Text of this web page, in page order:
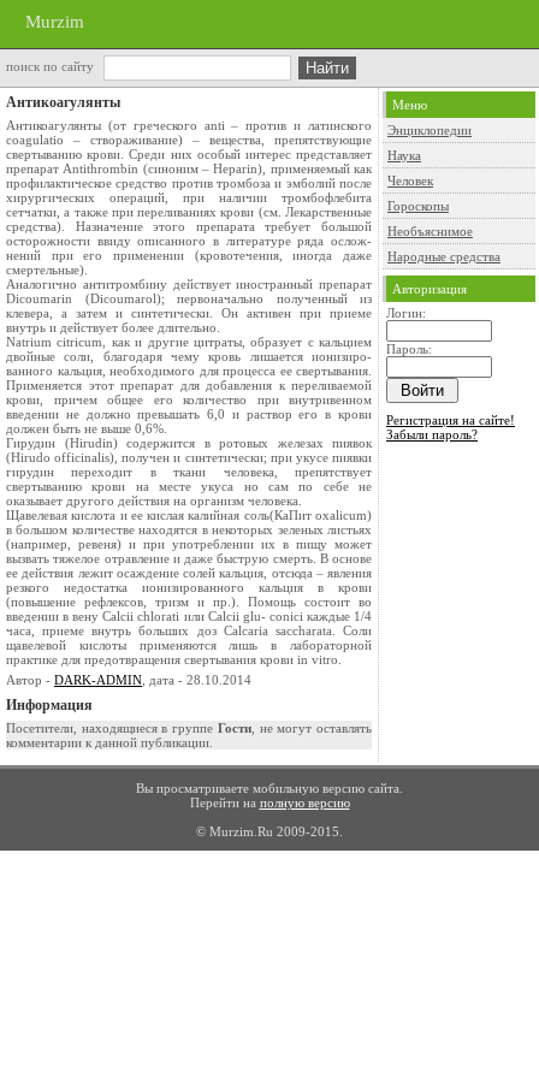
Murzim
поиск по сайту
Антикоагулянты
Антикоагулянты (от греческого anti – против и латинского
сoagulatiо – ство­раживание) – вещества, препятствующие
свертыванию крови. Среди них особый инте­рес представляет
препарат Antithrombin (синоним – Heparin), применяемый как
про­филактическое средство против тромбоза и эмболий после
хирургических операций, при наличии тромбофлебита
сетчатки, а так­же при переливаниях крови (см. Лекарст­венные
средства). Назначение этого препарата требует большой
осторожности вви­ду описанного в литературе ряда ослож­
нений при его применении (кровотечения, иногда даже
смертельные).
Аналогично антитромбину действует ино­странный препарат
Dicoumarin (Dicoumarol); первоначально полученный из
клевера, а затем и синтетически. Он активен при при­еме
внутрь и действует более длительно.
Natrium citricum, как и другие цитра­ты, образует с кальцием
двойные соли, бла­годаря чему кровь лишается ионизиро­
ванного кальция, необходимого для про­цесса ее свертывания.
Применяется этот препарат для добавления к переливаемой
крови, причем общее его количество при внутривенном
введении не должно превы­шать 6,0 и раствор его в крови
должен быть не выше 0,6%.
Гирудин (Hirudin) содержится в ротовых железах пиявок
(Hirudo officinalis), полу­чен и синтетически; при укусе пиявки
гирудин переходит в ткани человека, препятствует
свертыванию крови на месте укуса но сам по себе не
оказывает другого действия на организм человека.
Щавелевая кислота и ее кислая калийная соль(КаПит oxalicum)
в большом количест­ве находятся в некоторых зеленых листьях
(например, ревеня) и при употреблении их в пищу может
вызвать тяжелое отравление и даже быструю смерть. В основе
ее дей­ствия лежит осаждение солей кальция, отсю­да – явления
резкого недостатка ионизиро­ванного кальция в крови
(повышение рефлексов, тризм и пр.). Помощь состоит во
введении в вену Calcii chlorati или Calcii glu- conici каждые 1/4
часа, приеме внутрь боль­ших доз Calcaria saccharata. Соли
щаве­левой кислоты применяются лишь в лабо­раторной
практике для предотвращения свертывания крови in vitro.
Автор - DARK-ADMIN , дата - 28.10.2014
Информация
Посетители, находящиеся в группе Гости, не могут оставлять
комментарии к данной публикации.
Меню
Энциклопедии
Наука
Человек
Гороскопы
Необъяснимое
Народные средства
Авторизация
Логин:
Пароль:
Регистрация на сайте!
Забыли пароль?
Вы просматриваете мобильную версию сайта.
Перейти на полную версию
© Murzim.Ru 2009-2015.